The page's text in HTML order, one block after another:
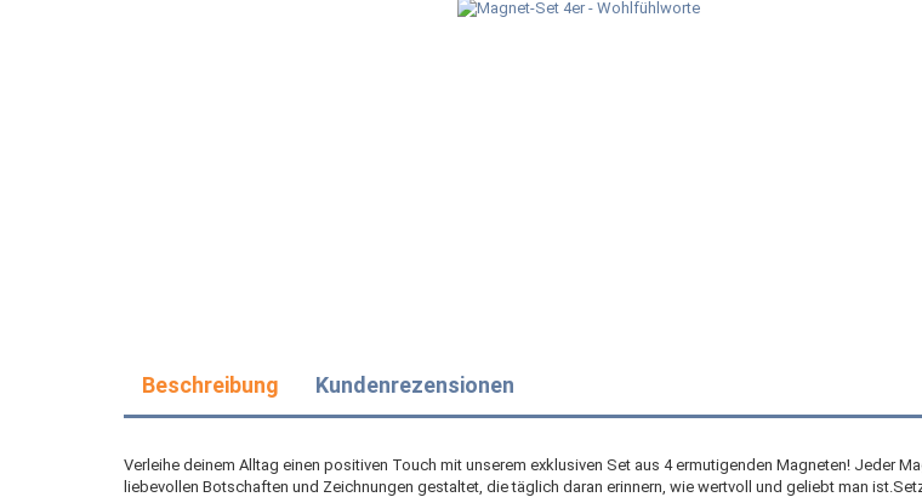
Beschreibung Kundenrezensionen
Verleihe deinem Alltag einen positiven Touch mit unserem exklusiven Set aus 4 ermutigenden Magneten! Jeder
liebevollen Botschaften und Zeichnungen gestaltet, die täglich daran erinnern, wie wertvoll und geliebt man